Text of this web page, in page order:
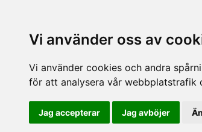
Vi använder oss av
Vi använder cookies och andra
för att analysera vår webbplatstrafik
Jag accepterar Jag avböjer